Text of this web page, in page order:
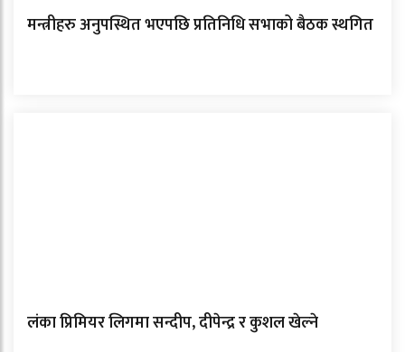
मन्त्रीहरु अनुपस्थित भएपछि प्रतिनिधि सभाको बैठक स्थगित
लंका प्रिमियर लिगमा सन्दीप, दीपेन्द्र र कुशल खेल्ने